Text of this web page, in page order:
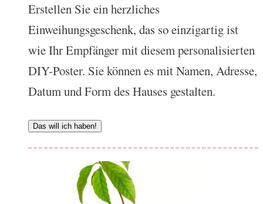
Erstellen Sie ein herzliches
Einweihungsgeschenk, das so einzigartig ist
wie Ihr Empfänger mit diesem personalisierten
DIY-Poster. Sie können es mit Namen, Adresse,
Datum und Form des Hauses gestalten.
Das will ich haben!